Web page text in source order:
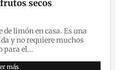
secos
de limón en casa. Es una
y no requiere muchos
para el...
más